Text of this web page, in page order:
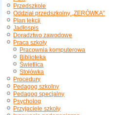
Przedszkole
Oddział przedszkolny „ZERÓWKA”
Plan lekcji
Jadłospis
Doradztwo zawodowe
Praca szkoły
Pracownia komputerowa
Biblioteka
Świetlica
Stołówka
Procedury
Pedagog szkolny
Pedagog specjalny
Psycholog
Przyjaciele szkoły